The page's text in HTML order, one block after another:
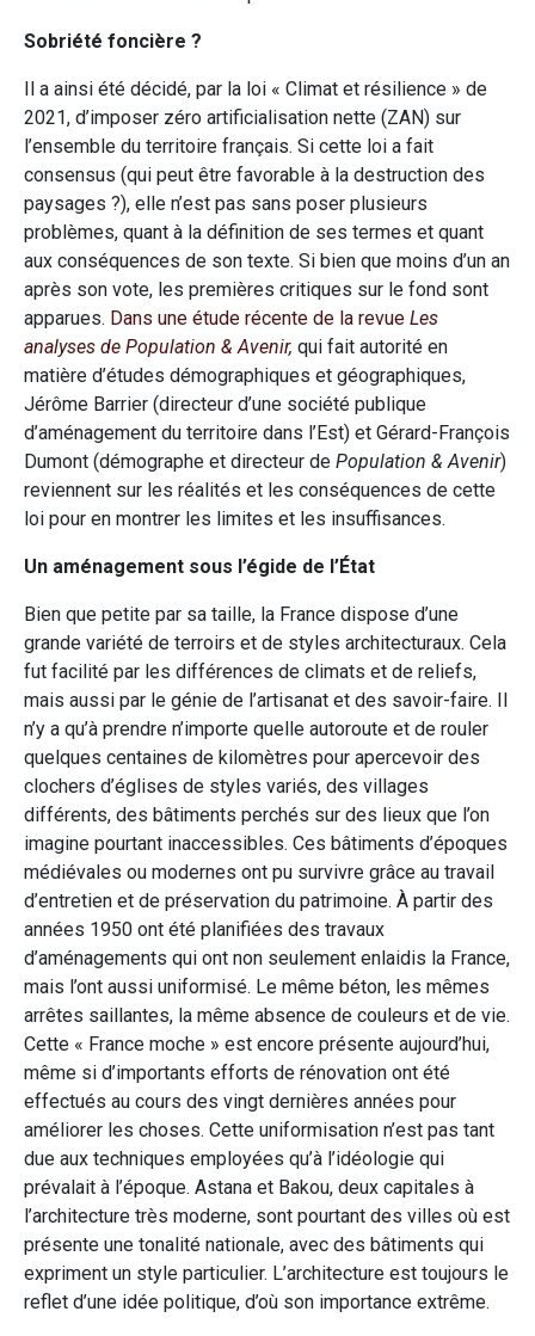
Sobriété foncière ?
Il a ainsi été décidé, par la loi « Climat et résilience » de
2021, d’imposer zéro artificialisation nette (ZAN) sur
l’ensemble du territoire français. Si cette loi a fait
consensus (qui peut être favorable à la destruction des
paysages ?), elle n’est pas sans poser plusieurs
problèmes, quant à la définition de ses termes et quant
aux conséquences de son texte. Si bien que moins d’un an
après son vote, les premières critiques sur le fond sont
apparues. Dans une étude récente de la revue Les
analyses de Population & Avenir, qui fait autorité en
matière d’études démographiques et géographiques,
Jérôme Barrier (directeur d’une société publique
d’aménagement du territoire dans l’Est) et Gérard-François
Dumont (démographe et directeur de Population & Avenir)
reviennent sur les réalités et les conséquences de cette
loi pour en montrer les limites et les insuffisances.
Un aménagement sous l’égide de l’État
Bien que petite par sa taille, la France dispose d’une
grande variété de terroirs et de styles architecturaux. Cela
fut facilité par les différences de climats et de reliefs,
mais aussi par le génie de l’artisanat et des savoir-faire. Il
n’y a qu’à prendre n’importe quelle autoroute et de rouler
quelques centaines de kilomètres pour apercevoir des
clochers d’églises de styles variés, des villages
différents, des bâtiments perchés sur des lieux que l’on
imagine pourtant inaccessibles. Ces bâtiments d’époques
médiévales ou modernes ont pu survivre grâce au travail
d’entretien et de préservation du patrimoine. À partir des
années 1950 ont été planifiées des travaux
d’aménagements qui ont non seulement enlaidis la France,
mais l’ont aussi uniformisé. Le même béton, les mêmes
arrêtes saillantes, la même absence de couleurs et de vie.
Cette « France moche » est encore présente aujourd’hui,
même si d’importants efforts de rénovation ont été
effectués au cours des vingt dernières années pour
améliorer les choses. Cette uniformisation n’est pas tant
due aux techniques employées qu’à l’idéologie qui
prévalait à l’époque. Astana et Bakou, deux capitales à
l’architecture très moderne, sont pourtant des villes où est
présente une tonalité nationale, avec des bâtiments qui
expriment un style particulier. L’architecture est toujours le
reflet d’une idée politique, d’où son importance extrême.